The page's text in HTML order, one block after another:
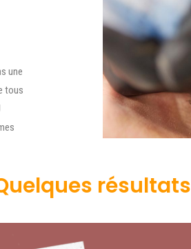
une
tous
résultats